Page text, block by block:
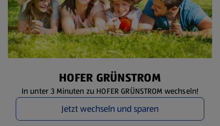
HOFER GRÜNSTROM
In unter 3 Minuten zu HOFER GRÜNSTROM wechseln!
Jetzt wechseln und sparen